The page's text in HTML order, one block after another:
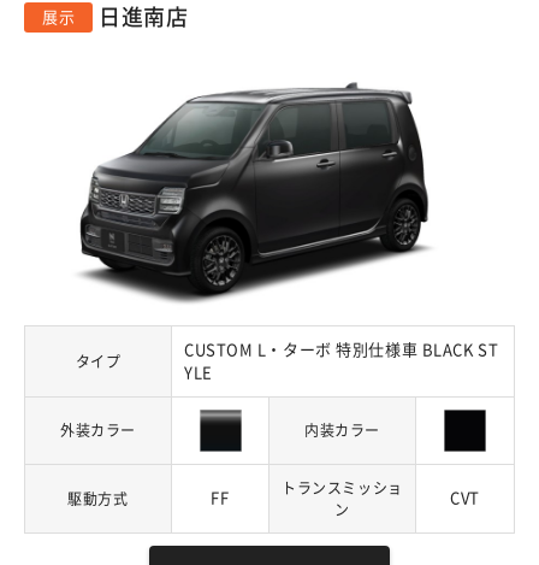
展示 日進南店
タイプ
CUSTOM L・ターボ 特別仕様車 BLACK ST
YLE
外装カラー 内装カラー
駆動方式 FF
トランスミッショ
ン
CVT